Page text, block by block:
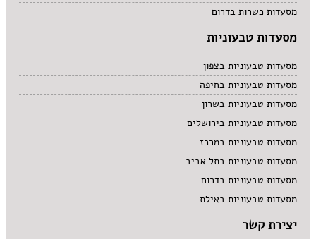
מסעדות כשרות בדרום
מסעדות טבעוניות
מסעדות טבעוניות בצפון
מסעדות טבעוניות בחיפה
מסעדות טבעוניות בשרון
מסעדות טבעוניות בירושלים
מסעדות טבעוניות במרכז
מסעדות טבעוניות בתל אביב
מסעדות טבעוניות בדרום
מסעדות טבעוניות באילת
יצירת קשר